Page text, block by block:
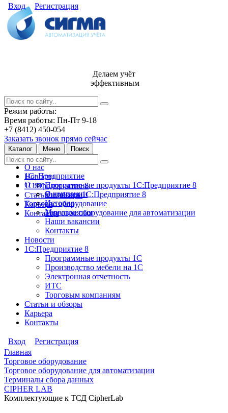
Вход Регистрация
Делаем учёт
эффективным
Режим работы:
Время работы: Пн-Пт 9-18
+7 (8412) 450-054
Заказать звонок прямо сейчас
Каталог Меню Поиск
О нас
Новости
1С:Предприятие 8
Статьи и обзоры
Карьера
Контакты
1С: Предприятие
Программные продукты 1С:Предприятие 8
Лицензии 1С:Предприятие 8
Торговое оборудование
Торговое оборудование для автоматизации
О нас
О компании
История
Мероприятия
Наши вакансии
Контакты
Новости
1С:Предприятие 8
Программные продукты 1С
Производство мебели на 1С
Электронная отчетность
ИТС
Торговым компаниям
Статьи и обзоры
Карьера
Контакты
Вход
Регистрация
Главная
Торговое оборудование
Торговое оборудование для автоматизации
Терминалы сбора данных
CIPHER LAB
Комплектующие к ТСД CipherLab